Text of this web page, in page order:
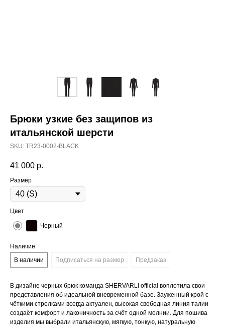
Брюки узкие без защипов из
итальянской шерсти
SKU: TR23-0002-BLACK
41 000 р.
Размер
Цвет
Черный
Наличие
В наличии
Подписаться на размер Предзаказ
В дизайне черных брюк команда SHERVARLI official воплотила свои
представления об идеальной вневременной базе. Зауженный крой с
чёткими стрелками всегда актуален, высокая свободная линия талии
создаёт комфорт и лаконичность за счёт одной молнии. Для пошива
изделия мы выбрали итальянскую, мягкую, тонкую, натуральную